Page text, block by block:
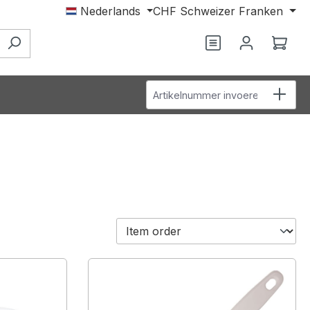
Nederlands CHF Schweizer Franken
Artikelnummer invoeren